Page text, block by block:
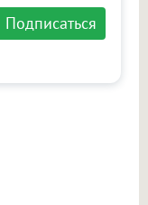
Подписаться